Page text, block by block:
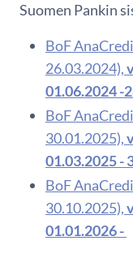
Suomen Pankin
BoF
26.03.2024),
01.06.2024 -
BoF
30.01.2025),
01.03.2025 -
BoF
30.10.2025),
01.01.2026 -